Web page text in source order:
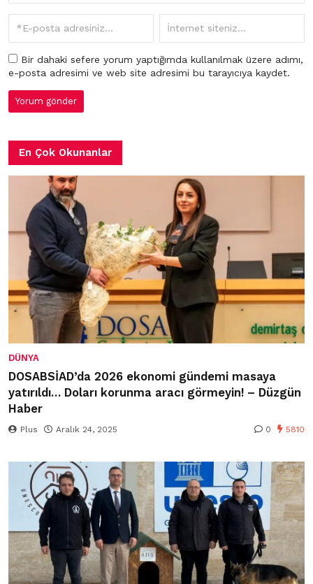
Bir dahaki sefere yorum yaptığımda kullanılmak üzere adımı,
e-posta adresimi ve web site adresimi bu tarayıcıya kaydet.
En Çok Okunanlar
DÜNYA
DOSABSİAD’da 2026 ekonomi gündemi masaya
yatırıldı… Doları korunma aracı görmeyin! – Düzgün
Haber
Plus Aralık 24, 2025 0 5810